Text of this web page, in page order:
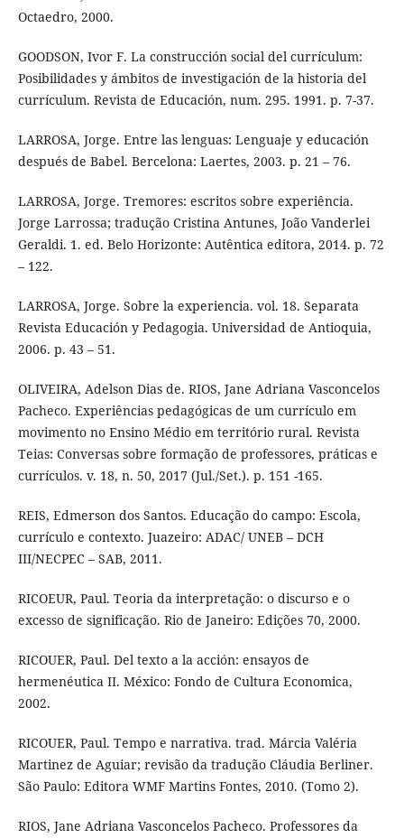
Octaedro, 2000.
GOODSON, Ivor F. La construcción social del currículum:
Posibilidades y ámbitos de investigación de la historia del
currículum. Revista de Educación, num. 295. 1991. p. 7-37.
LARROSA, Jorge. Entre las lenguas: Lenguaje y educación
después de Babel. Bercelona: Laertes, 2003. p. 21 – 76.
LARROSA, Jorge. Tremores: escritos sobre experiência.
Jorge Larrossa; tradução Cristina Antunes, João Vanderlei
Geraldi. 1. ed. Belo Horizonte: Autêntica editora, 2014. p. 72
– 122.
LARROSA, Jorge. Sobre la experiencia. vol. 18. Separata
Revista Educación y Pedagogia. Universidad de Antioquia,
2006. p. 43 – 51.
OLIVEIRA, Adelson Dias de. RIOS, Jane Adriana Vasconcelos
Pacheco. Experiências pedagógicas de um currículo em
movimento no Ensino Médio em território rural. Revista
Teias: Conversas sobre formação de professores, práticas e
currículos. v. 18, n. 50, 2017 (Jul./Set.). p. 151 -165.
REIS, Edmerson dos Santos. Educação do campo: Escola,
currículo e contexto. Juazeiro: ADAC/ UNEB – DCH
III/NECPEC – SAB, 2011.
RICOEUR, Paul. Teoria da interpretação: o discurso e o
excesso de significação. Rio de Janeiro: Edições 70, 2000.
RICOUER, Paul. Del texto a la acción: ensayos de
hermenéutica II. México: Fondo de Cultura Economica,
2002.
RICOUER, Paul. Tempo e narrativa. trad. Márcia Valéria
Martinez de Aguiar; revisão da tradução Cláudia Berliner.
São Paulo: Editora WMF Martins Fontes, 2010. (Tomo 2).
RIOS, Jane Adriana Vasconcelos Pacheco. Professores da